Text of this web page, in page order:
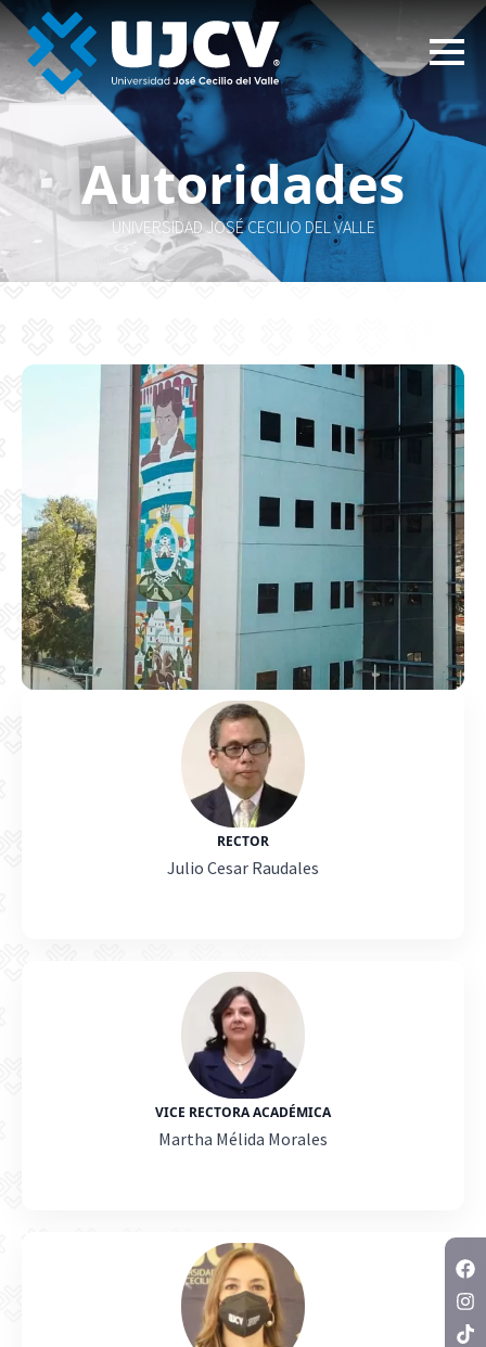
Autoridades
UNIVERSIDAD JOSÉ CECILIO DEL VALLE
RECTOR
Julio Cesar Raudales
VICE RECTORA ACADÉMICA
Martha Mélida Morales